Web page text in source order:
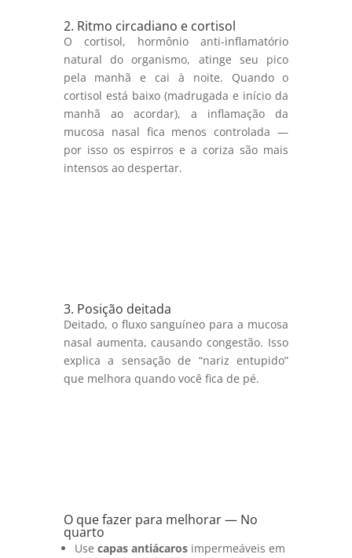
2. Ritmo circadiano e cortisol
O cortisol, hormônio anti-inflamatório
natural do organismo, atinge seu pico
pela manhã e cai à noite. Quando o
cortisol está baixo (madrugada e início da
manhã ao acordar), a inflamação da
mucosa nasal fica menos controlada —
por isso os espirros e a coriza são mais
intensos ao despertar.
3. Posição deitada
Deitado, o fluxo sanguíneo para a mucosa
nasal aumenta, causando congestão. Isso
explica a sensação de “nariz entupido”
que melhora quando você fica de pé.
O que fazer para melhorar — No
quarto
Use capas antiácarosimpermeáveis em